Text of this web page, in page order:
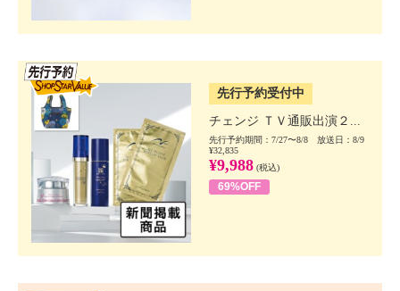
先行予約受付中
チェンジ ＴＶ通販出演２...
先行予約期間：7/27〜8/8 放送日：8/9
¥32,835
¥9,988 (税込)
69%OFF